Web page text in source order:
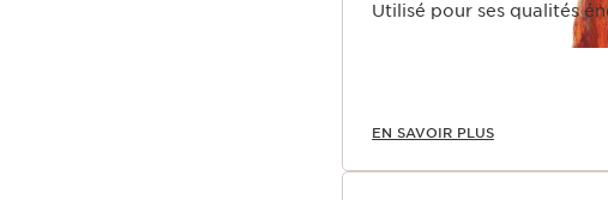
Utilisé pour ses qualités
EN SAVOIR PLUS